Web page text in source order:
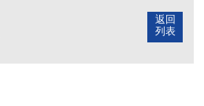
返回
列表